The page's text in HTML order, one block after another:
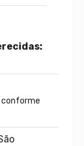
conforme